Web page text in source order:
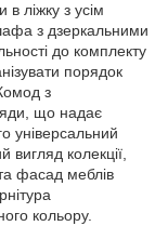
в ліжку з усім
з дзеркальними
до комплекту
порядок
з
що надає
універсальний
вигляд колекції,
фасад меблів
кольору.